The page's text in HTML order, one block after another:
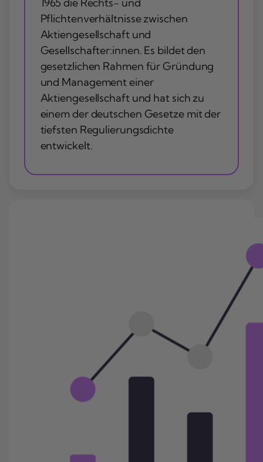
Pflichtenverhältnisse zwischen
Aktiengesellschaft und
Gesellschafter:innen. Es bildet den
gesetzlichen Rahmen für Gründung
und Management einer
Aktiengesellschaft und hat sich zu
einem der deutschen Gesetze mit der
tiefsten Regulierungsdichte
entwickelt.